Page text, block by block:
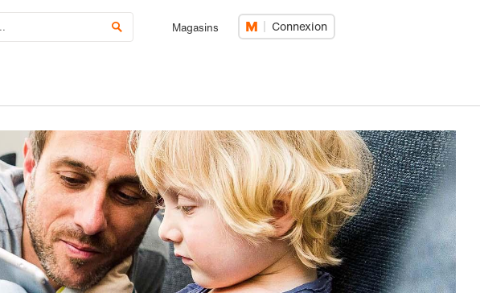
Magasins
Connexion